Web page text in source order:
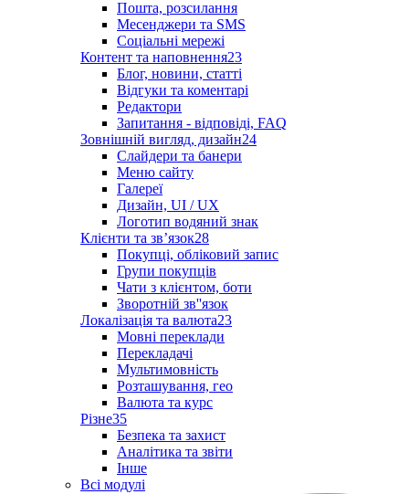
Пошта, розсилання
Месенджери та SMS
Соціальні мережі
Контент та наповнення23
Блог, новини, статті
Відгуки та коментарі
Редактори
Запитання - відповіді, FAQ
Зовнішній вигляд, дизайн24
Слайдери та банери
Меню сайту
Галереї
Дизайн, UI / UX
Логотип водяний знак
Клієнти та звʼязок28
Покупці, обліковий запис
Групи покупців
Чати з клієнтом, боти
Зворотній зв''язок
Локалізація та валюта23
Мовні переклади
Перекладачі
Мультимовність
Розташування, гео
Валюта та курс
Різне35
Безпека та захист
Аналітика та звіти
Інше
Всі модулі